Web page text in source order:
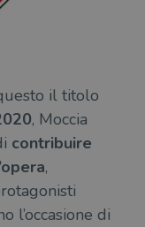
il titolo
, Moccia
contribuire
,
l’occasione di